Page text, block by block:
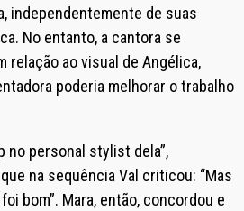
independentemente de suas
No entanto, a cantora se
relação ao visual de Angélica,
poderia melhorar o trabalho
no personal stylist dela”,
na sequência Val criticou: “Mas
bom”. Mara, então, concordou e